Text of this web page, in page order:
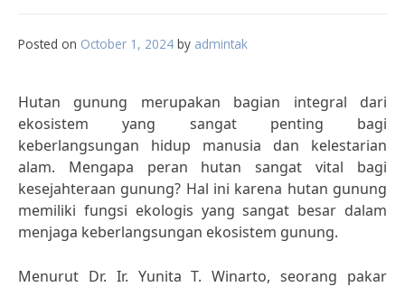
Posted on October 1, 2024 by admintak
Hutan gunung merupakan bagian integral dari
ekosistem yang sangat penting bagi
keberlangsungan hidup manusia dan kelestarian
alam. Mengapa peran hutan sangat vital bagi
kesejahteraan gunung? Hal ini karena hutan gunung
memiliki fungsi ekologis yang sangat besar dalam
menjaga keberlangsungan ekosistem gunung.
Menurut Dr. Ir. Yunita T. Winarto, seorang pakar